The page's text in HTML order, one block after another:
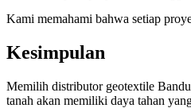
Kami memahami bahwa setiap
Kesimpulan
Memilih distributor geotextile
tanah akan memiliki daya tahan